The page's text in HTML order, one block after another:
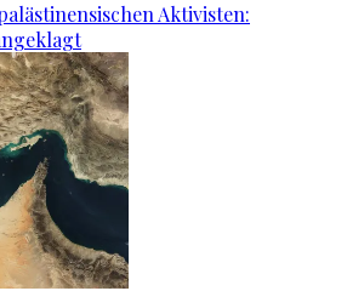
Aktivisten: